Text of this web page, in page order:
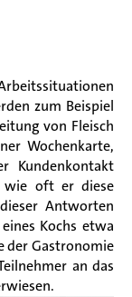
zum Beispiel
von Fleisch
Wochenkarte,
Kundenkontakt
wie oft er diese
Antworten
Kochs etwa
der Gastronomie
an das